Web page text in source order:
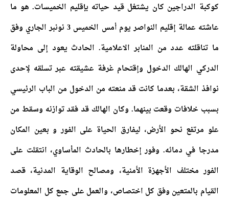
كوكبة الدراجين كان يشتغل قيد حياته بإقليم الخميسات. هو ما
عاشته عمالة إقليم النواصر يوم أمس الخميس 3 نونبر الجاري وفق
ما تناقلته عدد من المنابر الاعلامية. الحادث يعود إلى محاولة
الدركي الهالك الدخول وإقتحام غرفة عشيقته عبر تسلقه لإحدى
نوافذ الشقة، بعدما كانت قد منعته من الدخول من الباب الرئيسي
بسبب خلافات وقعت بينهما. وكان الهالك قد فقد توازنه وسقط من
علو مرتفع نحو الأرض، ليفارق الحياة على الفور و بعين المكان
مدرجا في دمائه. وفور إخطارها بالحادث المأساوي، انتقلت على
الفور مختلف الأجهزة الأمنية، ومصالح الوقاية المدنية، قصد
القيام بالمتعين وفق كل اختصاص، والعمل على جمع كل المعلومات